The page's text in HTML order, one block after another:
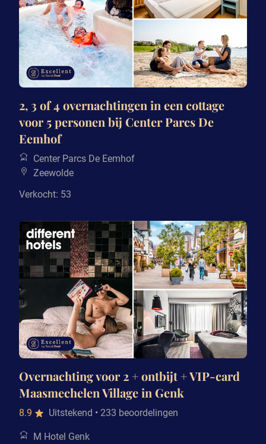
2, 3 of 4 overnachtingen in een cottage
voor 5 personen bij Center Parcs De
Eemhof
Center Parcs De Eemhof
Zeewolde
Verkocht: 53
Overnachting voor 2 + ontbijt + VIP-card
Maasmechelen Village in Genk
8.9 Uitstekend • 233 beoordelingen
M Hotel Genk